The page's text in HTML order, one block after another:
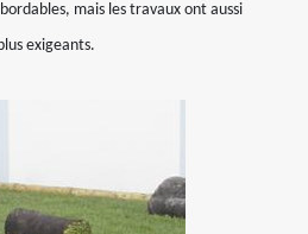
mais les travaux ont aussi
exigeants.